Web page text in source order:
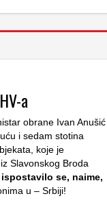
a
obrane Ivan Anušić
i sedam stotina
koje je
Slavonskog Broda
se, naime,
u – Srbiji!